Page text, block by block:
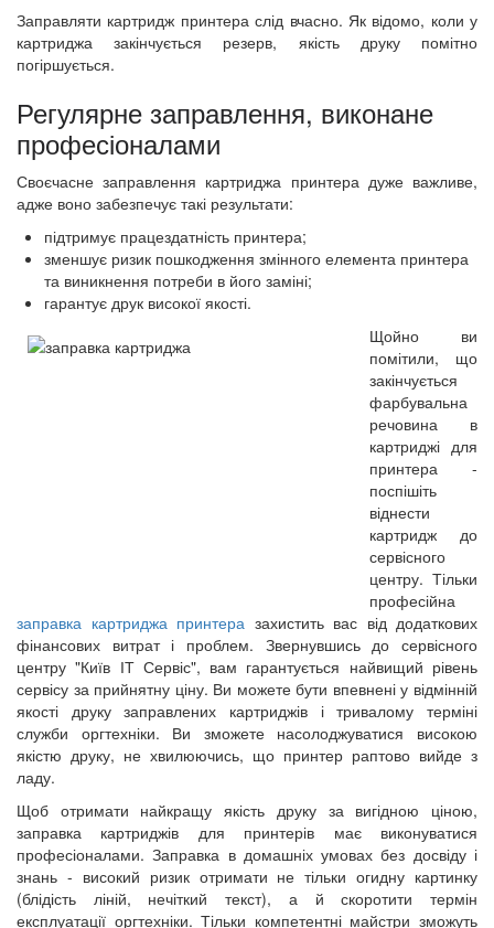
Заправляти картридж принтера слід вчасно. Як відомо, коли у
картриджа закінчується резерв, якість друку помітно
погіршується.
Регулярне заправлення, виконане
професіоналами
Своєчасне заправлення картриджа принтера дуже важливе,
адже воно забезпечує такі результати:
підтримує працездатність принтера;
зменшує ризик пошкодження змінного елемента принтера
та виникнення потреби в його заміні;
гарантує друк високої якості.
Щойно ви
помітили, що
закінчується
фарбувальна
речовина в
картриджі для
принтера -
поспішіть
віднести
картридж до
сервісного
центру. Тільки
професійна
заправка картриджа принтера захистить вас від додаткових
фінансових витрат і проблем. Звернувшись до сервісного
центру "Київ ІТ Сервіс", вам гарантується найвищий рівень
сервісу за прийнятну ціну. Ви можете бути впевнені у відмінній
якості друку заправлених картриджів і тривалому терміні
служби оргтехніки. Ви зможете насолоджуватися високою
якістю друку, не хвилюючись, що принтер раптово вийде з
ладу.
Щоб отримати найкращу якість друку за вигідною ціною,
заправка картриджів для принтерів має виконуватися
професіоналами. Заправка в домашніх умовах без досвіду і
знань - високий ризик отримати не тільки огидну картинку
(блідість ліній, нечіткий текст), а й скоротити термін
експлуатації оргтехніки. Тільки компетентні майстри зможуть